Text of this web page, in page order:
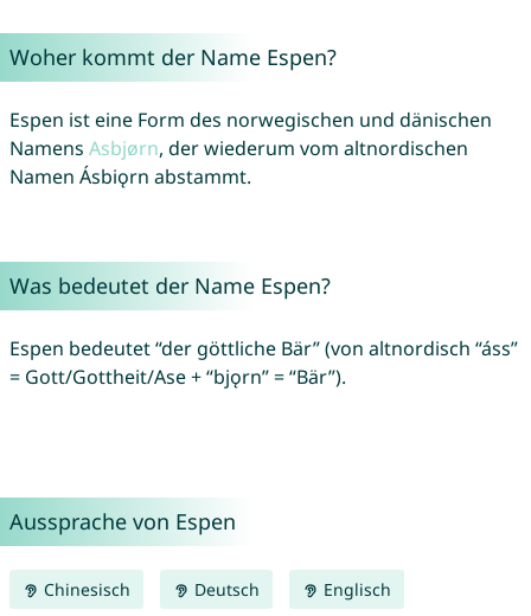
Woher kommt der Name Espen?
Espen ist eine Form des norwegischen und dänischen
Namens Asbjørn, der wiederum vom altnordischen
Namen Ásbiǫrn abstammt.
Was bedeutet der Name Espen?
Espen bedeutet “der göttliche Bär” (von altnordisch “áss”
= Gott/Gottheit/Ase + “bjǫrn” = “Bär”).
Aussprache von Espen
Chinesisch Deutsch Englisch